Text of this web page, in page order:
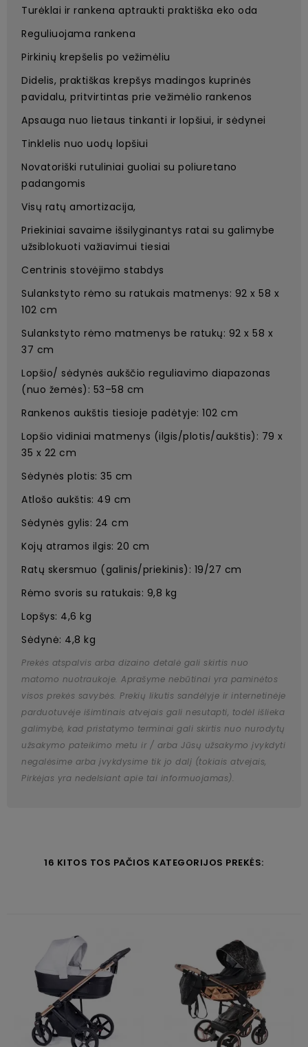
Turėklai ir rankena aptraukti praktiška eko oda
Reguliuojama rankena
Pirkinių krepšelis po vežimėliu
Didelis, praktiškas krepšys madingos kuprinės
pavidalu, pritvirtintas prie vežimėlio rankenos
Apsauga nuo lietaus tinkanti ir lopšiui, ir sėdynei
Tinklelis nuo uodų lopšiui
Novatoriški rutuliniai guoliai su poliuretano
padangomis
Visų ratų amortizacija,
Priekiniai savaime išsilyginantys ratai su galimybe
užsiblokuoti važiavimui tiesiai
Centrinis stovėjimo stabdys
Sulankstyto rėmo su ratukais matmenys: 92 x 58 x
102 cm
Sulankstyto rėmo matmenys be ratukų: 92 x 58 x
37 cm
Lopšio/ sėdynės aukščio reguliavimo diapazonas
(nuo žemės): 53–58 cm
Rankenos aukštis tiesioje padėtyje: 102 cm
Lopšio vidiniai matmenys (ilgis/plotis/aukštis): 79 x
35 x 22 cm
Sėdynės plotis: 35 cm
Atlošo aukštis: 49 cm
Sėdynės gylis: 24 cm
Kojų atramos ilgis: 20 cm
Ratų skersmuo (galinis/priekinis): 19/27 cm
Rėmo svoris su ratukais: 9,8 kg
Lopšys: 4,6 kg
Sėdynė: 4,8 kg
Prekės atspalvis arba dizaino detalė gali skirtis nuo
matomo nuotraukoje. Aprašyme nebūtinai yra paminėtos
visos prekės savybės. Prekių likutis sandėlyje ir internetinėje
parduotuvėje išimtinais atvejais gali nesutapti, todėl išlieka
galimybė, kad pristatymo terminai gali skirtis nuo nurodytų
užsakymo pateikimo metu ir / arba Jūsų užsakymo įvykdyti
negalėsime arba įvykdysime tik jo dalį (tokiais atvejais,
Pirkėjas yra nedelsiant apie tai informuojamas).
16 KITOS TOS PAČIOS KATEGORIJOS PREKĖS: